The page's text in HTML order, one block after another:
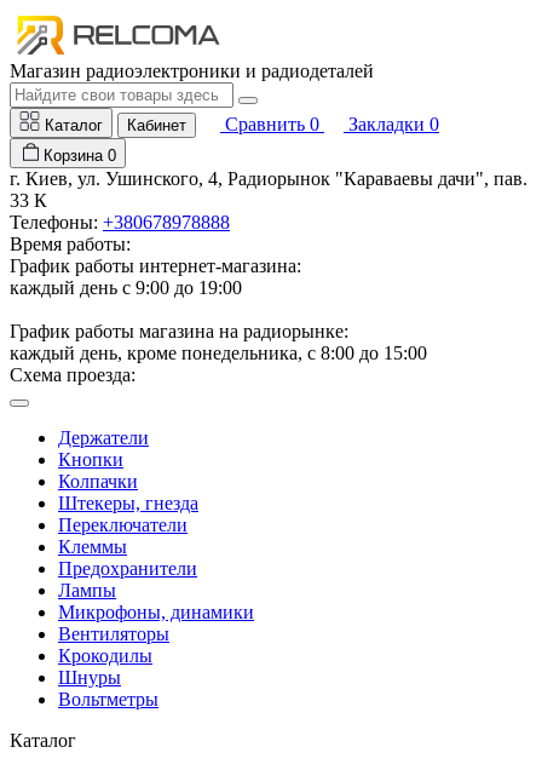
Магазин радиоэлектроники и радиодеталей
Каталог Кабинет Сравнить 0 Закладки 0
Корзина 0
г. Киев, ул. Ушинского, 4, Радиорынок "Караваевы дачи", пав.
33 К
Телефоны: +380678978888
Время работы:
График работы интернет-магазина:
каждый день с 9:00 до 19:00
График работы магазина на радиорынке:
каждый день, кроме понедельника, с 8:00 до 15:00
Схема проезда:
Держатели
Кнопки
Колпачки
Штекеры, гнезда
Переключатели
Клеммы
Предохранители
Лампы
Микрофоны, динамики
Вентиляторы
Крокодилы
Шнуры
Вольтметры
Каталог